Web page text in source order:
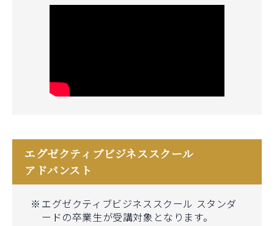
エグゼクティブビジネススクール
アドバンスト
エグゼクティブビジネススクール スタンダ
ードの卒業生が受講対象となります。